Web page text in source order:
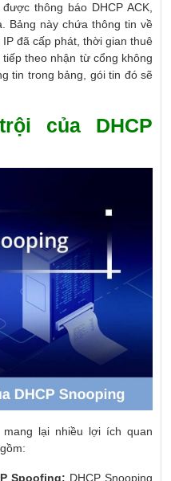
thông báo DHCP ACK,
Bảng này chứa thông tin về
đã cấp phát, thời gian thuê
theo nhận từ cổng không
tin trong bảng, gói tin đó sẽ
của DHCP
mang lại nhiều lợi ích quan
Spoofing: DHCP Snooping